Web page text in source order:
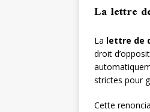
La lettre
La lettre de
droit
strictes pour
Cette